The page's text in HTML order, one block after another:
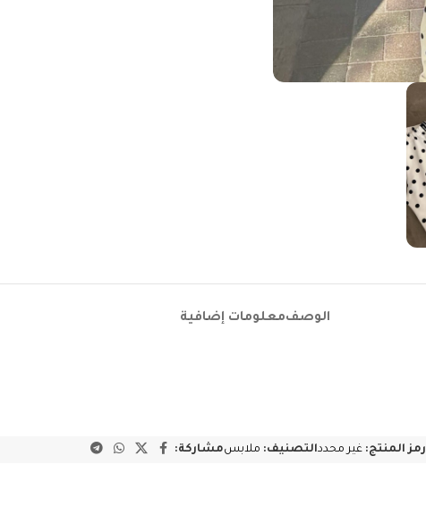
الوصفمعلومات إضافية
رمز المنتج:غير محددالتصنيف: ملابسمشاركة: